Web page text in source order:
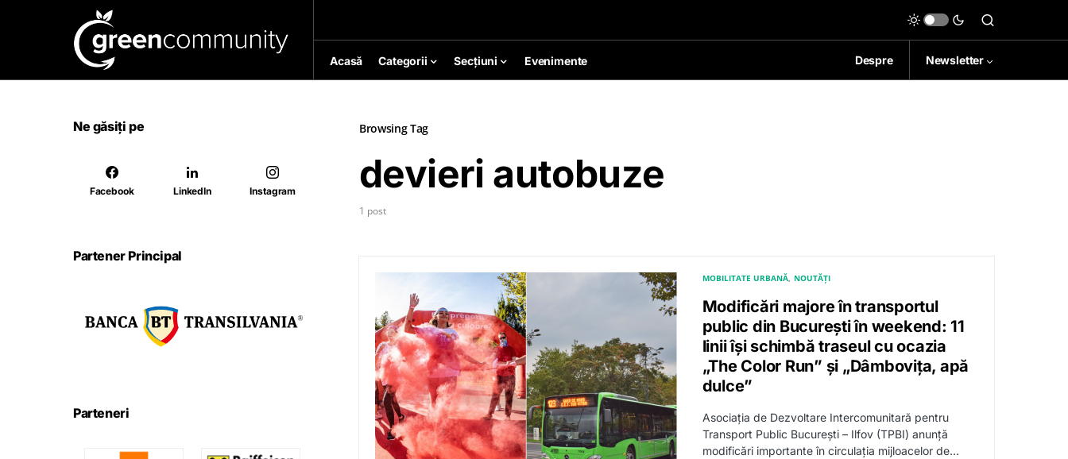
Acasă Categorii Secțiuni Evenimente Despre Newsletter
Browsing Tag
devieri autobuze
1 post
MOBILITATE URBANĂ NOUTĂȚI
Modificări majore în transportul
public din București în weekend: 11
linii își schimbă traseul cu ocazia
„The Color Run” și „Dâmbovița, apă
dulce”
Asociația de Dezvoltare Intercomunitară pentru
Transport Public București – Ilfov (TPBI) anunță
modificări importante în circulația mijloacelor de…
Ne găsiți pe
Facebook LinkedIn Instagram
Partener Principal
Parteneri